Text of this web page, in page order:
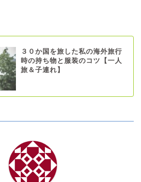
３０か国を旅した私の海外旅行
時の持ち物と服装のコツ【一人
旅＆子連れ】